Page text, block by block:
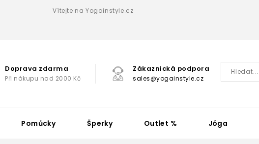
Vítejte na Yogainstyle.cz
Doprava zdarma
Při nákupu nad 2000 Kč
Zákaznická podpora
sales@yogainstyle.cz
Pomůcky Šperky Outlet % Jóga